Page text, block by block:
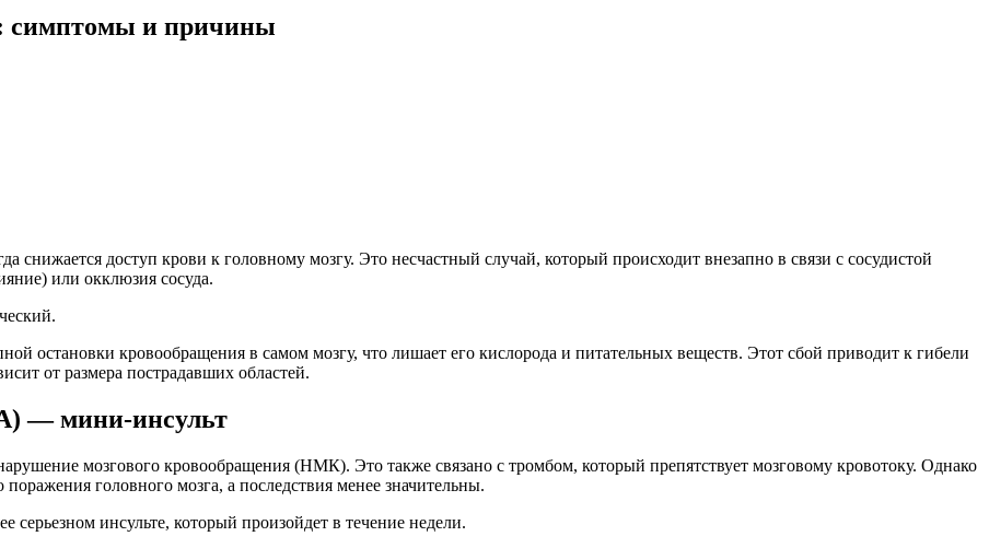
симптомы и причины
доступ крови к головному мозгу. Это несчастный случай, который происходит внезапно в связи с сосудистой
или окклюзия сосуда.
остановки кровообращения в самом мозгу, что лишает его кислорода и питательных веществ. Этот сбой приводит к гибели
от размера пострадавших областей.
— мини-инсульт
мозгового кровообращения (НМК). Это также связано с тромбом, который препятствует мозговому кровотоку. Однако
головного мозга, а последствия менее значительны.
серьезном инсульте, который произойдет в течение недели.